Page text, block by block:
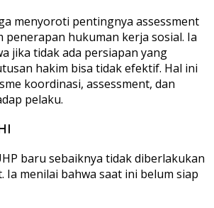
menyoroti pentingnya assessment
penerapan hukuman kerja sosial. Ia
jika tidak ada persiapan yang
hakim bisa tidak efektif. Hal ini
koordinasi, assessment, dan
pelaku.
baru sebaiknya tidak diberlakukan
Ia menilai bahwa saat ini belum siap